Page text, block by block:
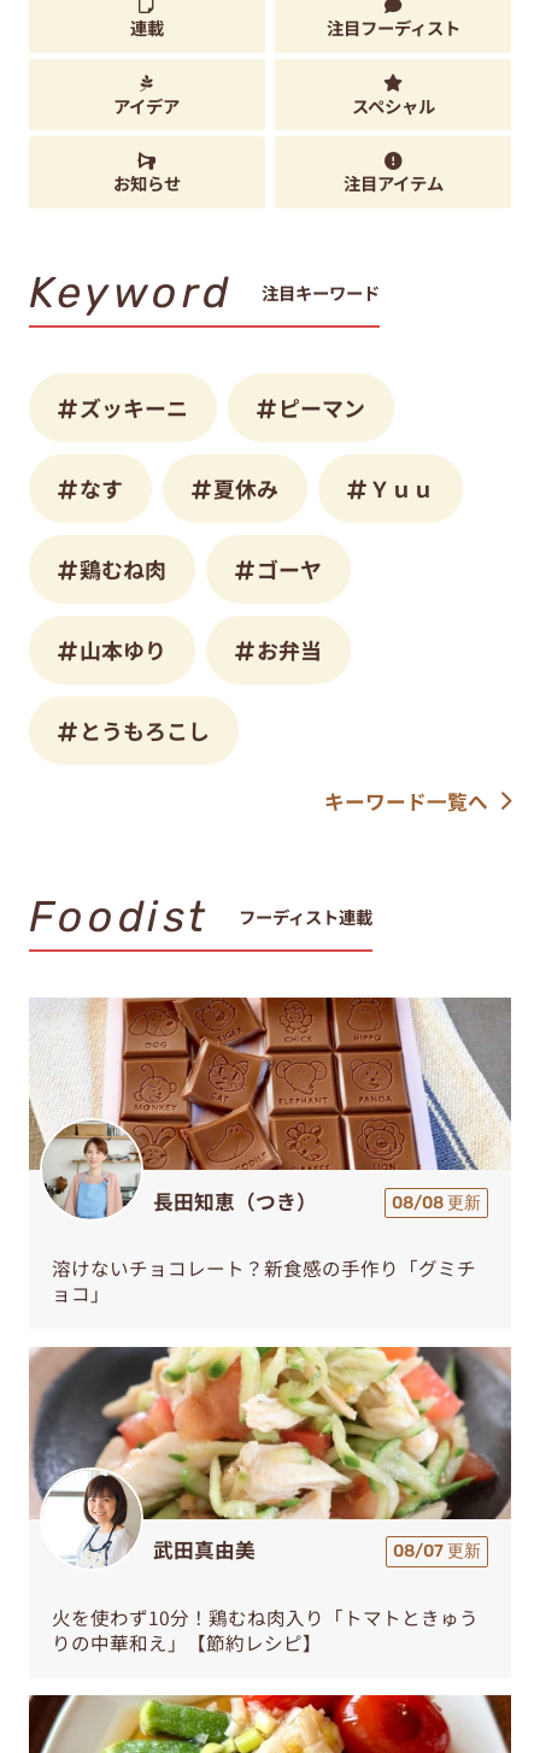
連載 注目フーディスト
アイデア スペシャル
お知らせ 注目アイテム
Keyword 注目キーワード
ズッキーニ ピーマン
なす 夏休み Ｙｕｕ
鶏むね肉 ゴーヤ
山本ゆり お弁当
とうもろこし
キーワード一覧へ
Foodist フーディスト連載
長田知恵（つき） 08/08 更新
溶けないチョコレート？新食感の手作り「グミチ
ョコ」
武田真由美 08/07 更新
火を使わず10分！鶏むね肉入り「トマトときゅう
りの中華和え」【節約レシピ】